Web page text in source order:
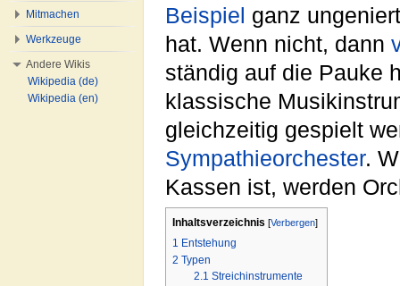
Beispiel ganz
hat. Wenn nicht, dann
ständig auf die Pauke
klassische
gleichzeitig gespielt
Sympathieorchester.
Kassen ist, werden
Inhaltsverzeichnis [Verbergen]
1 Entstehung
2 Typen
2.1 Streichinstrumente
Mitmachen
Werkzeuge
Andere Wikis
Wikipedia (de)
Wikipedia (en)